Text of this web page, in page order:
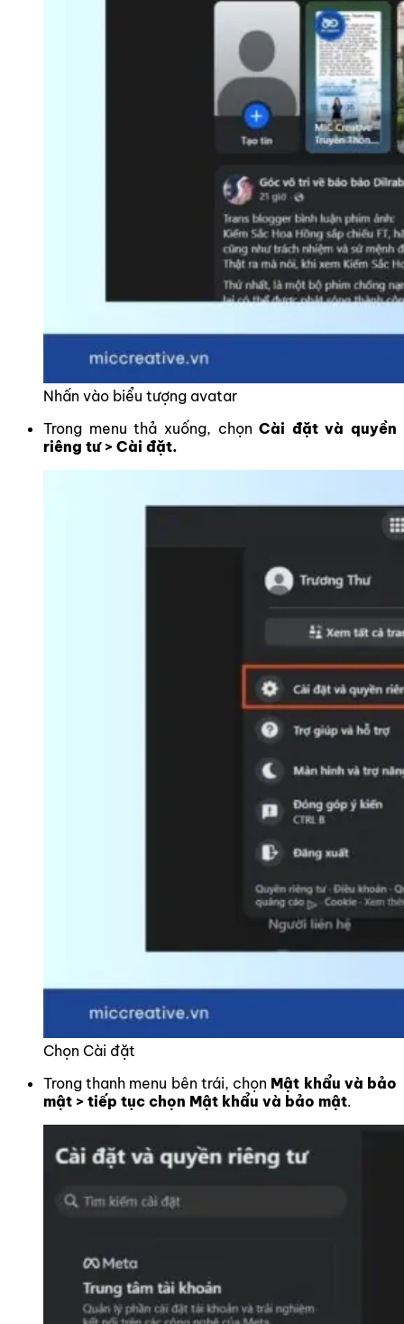
Nhấn vào biểu tượng avatar
Trong menu thả xuống, chọnCài đặt và quyền
riêng tư > Cài đặt.
Chọn Cài đặt
Trong thanh menu bên trái, chọn Mật khẩu và bảo
mật > tiếp tục chọn Mật khẩu và bảo mật.